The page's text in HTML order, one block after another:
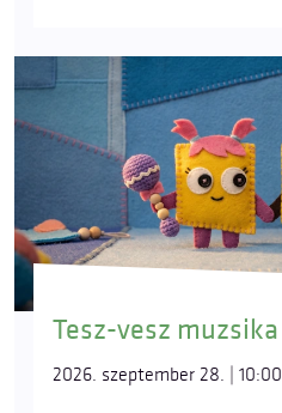
Tesz-vesz muzsika
2026. szeptember 28. | 10:00